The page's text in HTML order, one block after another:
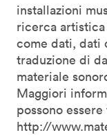
installazioni
ricerca
come dati, dati
traduzione di
materiale
Maggiori
possono
http://